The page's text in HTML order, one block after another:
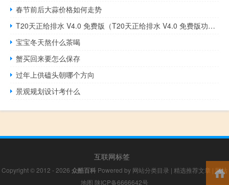
春节前后大蒜价格如何走势
T20天正给排水 V4.0 免费版（T20天正给排水 V4.0 免费版功能简介）
宝宝冬天熬什么茶喝
蟹买回来要怎么保存
过年上供磕头朝哪个方向
景观规划设计考什么
互联网标签
Copyright © 2012 - 2026 众酷百科 Powered by 网站分类目录 | 精选推荐文章 | 网站
地图 陕ICP备6666642号